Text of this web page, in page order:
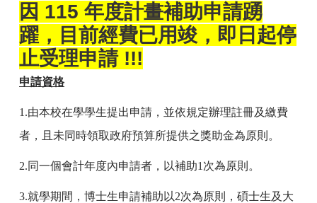
因 115 年度計畫補助申請踴
躍，目前經費已用竣，即日起停
止受理申請 !!!
申請資格
1.由本校在學學生提出申請，並依規定辦理註冊及繳費
者，且未同時領取政府預算所提供之獎助金為原則。
2.同一個會計年度內申請者，以補助1 次為原則。
3.就學期間，博士生申請補助以2次為原則，碩士生及大